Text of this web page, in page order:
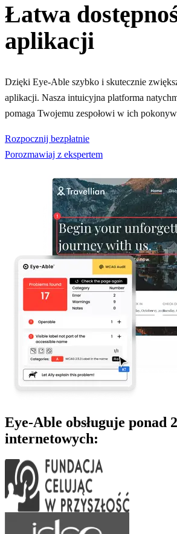
Łatwa
aplikacji
Dzięki Eye-Able szybko i skutecznie
aplikacji. Nasza intuicyjna platforma
pomaga Twojemu zespołowi w ich
Rozpocznij bezpłatnie
Porozmawiaj z ekspertem
Eye-Able obsługuje ponad
internetowych: